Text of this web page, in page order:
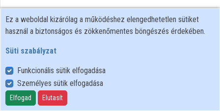
Felhasználói szabályzat
Adatkezelési tájékoztató
Süti szabályzat
Ez a weboldal kizárólag a működéshez elengedhetetlen sütiket
használ a biztonságos és zökkenőmentes böngészés érdekében.
Süti szabályzat
Funkcionális sütik elfogadása
Személyes sütik elfogadása
Elfogad Elutasít